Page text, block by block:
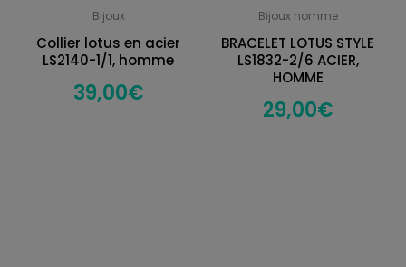
Bijoux
Collier lotus en acier
LS2140-1/1, homme
39,00€
Bijoux homme
BRACELET LOTUS STYLE
LS1832-2/6 ACIER,
HOMME
29,00€